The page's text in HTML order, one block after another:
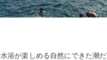
浴が楽しめる自然にできた潮